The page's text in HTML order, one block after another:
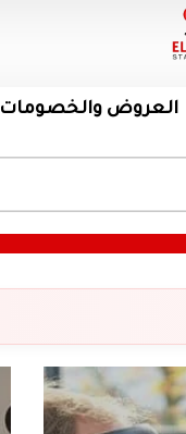
العروض والخصومات